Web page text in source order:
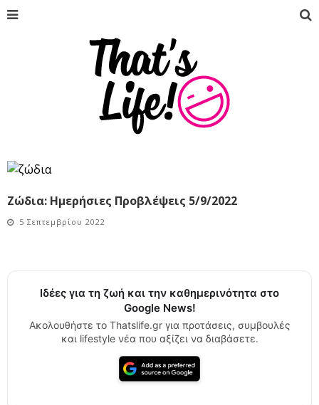
Ζώδια: Ημερήσιες Προβλέψεις 5/9/2022
5 Σεπτεμβρίου 2022
Ιδέες για τη ζωή και την καθημερινότητα στο
Google News!
Ακολουθήστε το Thatslife.gr για προτάσεις, συμβουλές
και lifestyle νέα που αξίζει να διαβάσετε.